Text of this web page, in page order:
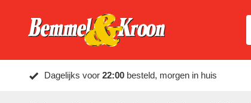
Dagelijks voor 22:00 besteld, morgen in huis